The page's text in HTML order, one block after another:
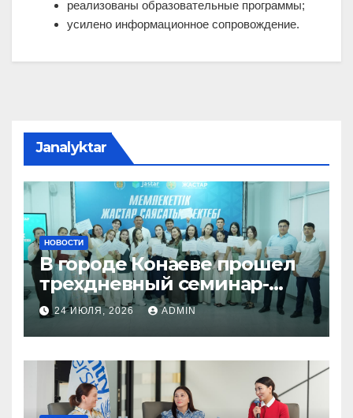
реализованы образовательные программы;
усилено информационное сопровождение.
Janalyktar
НОВОСТИ
В городе Конаеве прошел
трехдневный семинар-
тренинг «Школа
государственной
молодежной политики»
24 ИЮЛЯ, 2026 ADMIN